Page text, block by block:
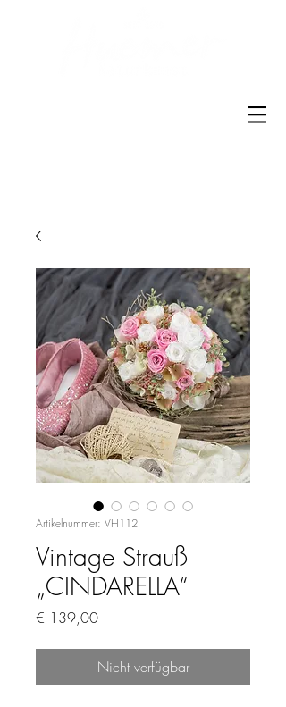
Artikelnummer: VH112
Vintage Strauß
„CINDARELLA“
€ 139,00Preis
Nicht verfügbar